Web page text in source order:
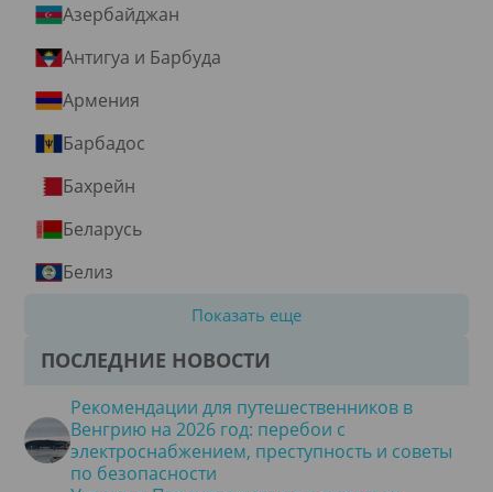
Азербайджан
Антигуа и Барбуда
Армения
Барбадос
Бахрейн
Беларусь
Белиз
Показать еще
ПОСЛЕДНИЕ НОВОСТИ
Рекомендации для путешественников в
Венгрию на 2026 год: перебои с
электроснабжением, преступность и советы
по безопасности